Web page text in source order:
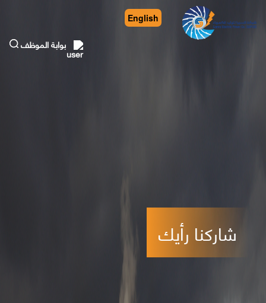
بوابة الموظف
English
شاركنا رأيك